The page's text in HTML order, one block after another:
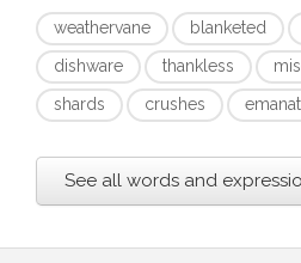
weathervane blanketed
dishware
thankless
shards
crushes
See all words and